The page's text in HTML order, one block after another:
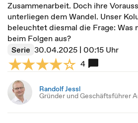
Zusammenarbeit. Doch ihre
unterliegen dem Wandel. Unser
beleuchtet diesmal die Frage: Was
beim Folgen aus?
Serie 30.04.2025 | 00:15 Uhr
4
Randolf Jessl
Gründer und Geschäftsführer